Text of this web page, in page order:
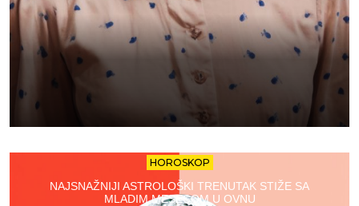
HOROSKOP
NAJSNAŽNIJI ASTROLOŠKI TRENUTAK STIŽE SA
MLADIM MESECOM U OVNU